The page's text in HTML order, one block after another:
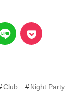
Club
Night Party